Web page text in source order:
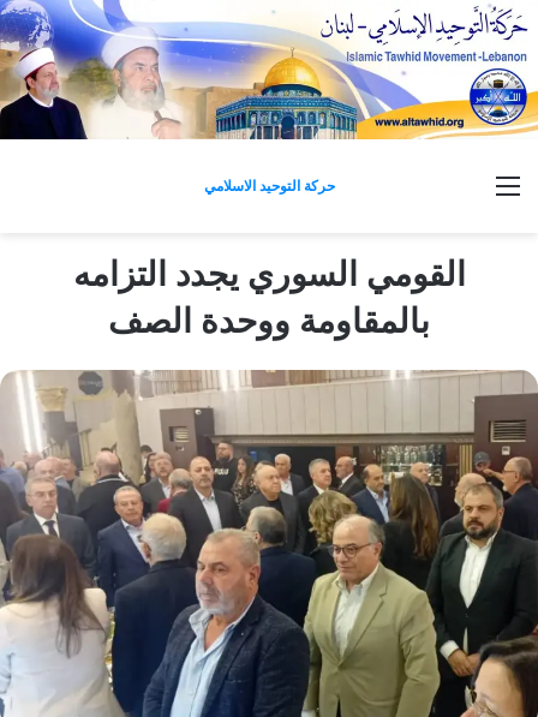
حركة التوحيد الاسلامي القائمة
القومي السوري يجدد التزامه
بالمقاومة ووحدة الصف